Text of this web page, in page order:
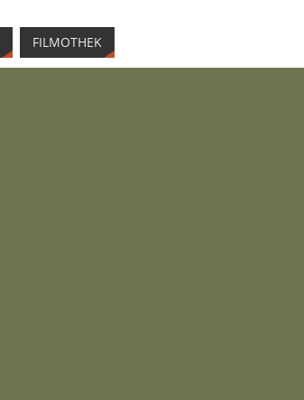
FIL­MO­THEK